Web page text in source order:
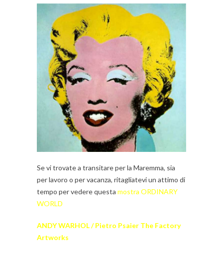
Se vi trovate a transitare per la Maremma, sia
per lavoro o per vacanza, ritagliatevi un attimo di
tempo per vedere questa mostra ORDINARY
WORLD
ANDY WARHOL / Pietro Psaier The Factory
Artworks